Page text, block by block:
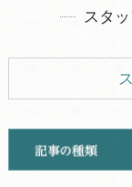
スタ
キャンプ